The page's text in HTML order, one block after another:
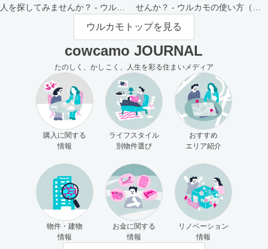
人を探してみませんか？ - ウルカ
せんか？ - ウルカモの使い方（買
主さま向け）
ウルカモトップを見る
cowcamo JOURNAL
たのしく、かしこく、人生を彩る住まいメディア
購入に関する
情報
ライフスタイル
別物件選び
おすすめ
エリア紹介
物件・建物
情報
お金に関する
情報
リノベーション
情報